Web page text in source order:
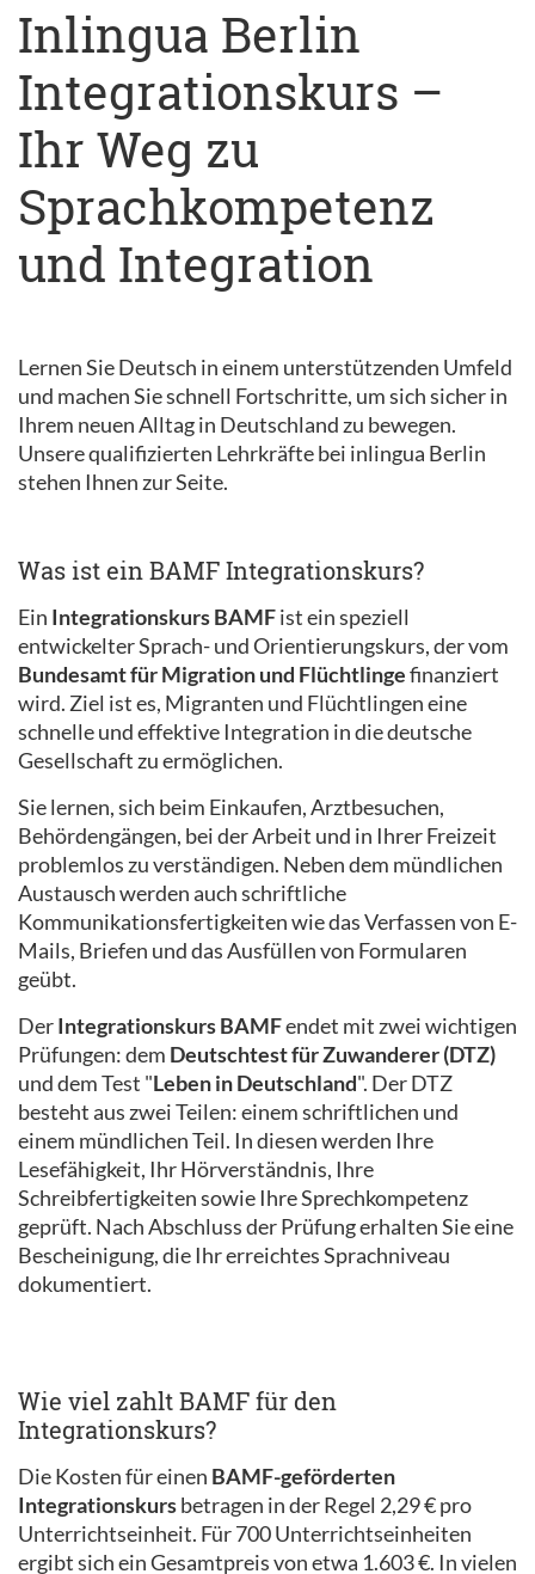
Inlingua Berlin
Integrationskurs –
Ihr Weg zu
Sprachkompetenz
und Integration
Lernen Sie Deutsch in einem unterstützenden Umfeld
und machen Sie schnell Fortschritte, um sich sicher in
Ihrem neuen Alltag in Deutschland zu bewegen.
Unsere qualifizierten Lehrkräfte bei inlingua Berlin
stehen Ihnen zur Seite.
Was ist ein BAMF Integrationskurs?
Ein Integrationskurs BAMFist ein speziell
entwickelter Sprach- und Orientierungskurs, der vom
Bundesamt für Migration und Flüchtlingefinanziert
wird. Ziel ist es, Migranten und Flüchtlingen eine
schnelle und effektive Integration in die deutsche
Gesellschaft zu ermöglichen.
Sie lernen, sich beim Einkaufen, Arztbesuchen,
Behördengängen, bei der Arbeit und in Ihrer Freizeit
problemlos zu verständigen. Neben dem mündlichen
Austausch werden auch schriftliche
Kommunikationsfertigkeiten wie das Verfassen von E-
Mails, Briefen und das Ausfüllen von Formularen
geübt.
DerIntegrationskurs BAMFendet mit zwei wichtigen
Prüfungen: dem Deutschtest für Zuwanderer (DTZ)
und dem Test "Leben in Deutschland". Der DTZ
besteht aus zwei Teilen: einem schriftlichen und
einem mündlichen Teil. In diesen werden Ihre
Lesefähigkeit, Ihr Hörverständnis, Ihre
Schreibfertigkeiten sowie Ihre Sprechkompetenz
geprüft. Nach Abschluss der Prüfung erhalten Sie eine
Bescheinigung, die Ihr erreichtes Sprachniveau
dokumentiert.
Wie viel zahlt BAMF für den
Integrationskurs?
Die Kosten für einen BAMF-geförderten
Integrationskursbetragen in der Regel 2,29 € pro
Unterrichtseinheit. Für 700 Unterrichtseinheiten
ergibt sich ein Gesamtpreis von etwa 1.603 €. In vielen